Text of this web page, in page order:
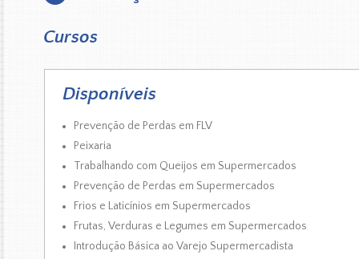
Cursos
Disponíveis
Prevenção de Perdas em FLV
Peixaria
Trabalhando com Queijos em Supermercados
Prevenção de Perdas em Supermercados
Frios e Laticínios em Supermercados
Frutas, Verduras e Legumes em Supermercados
Introdução Básica ao Varejo Supermercadista